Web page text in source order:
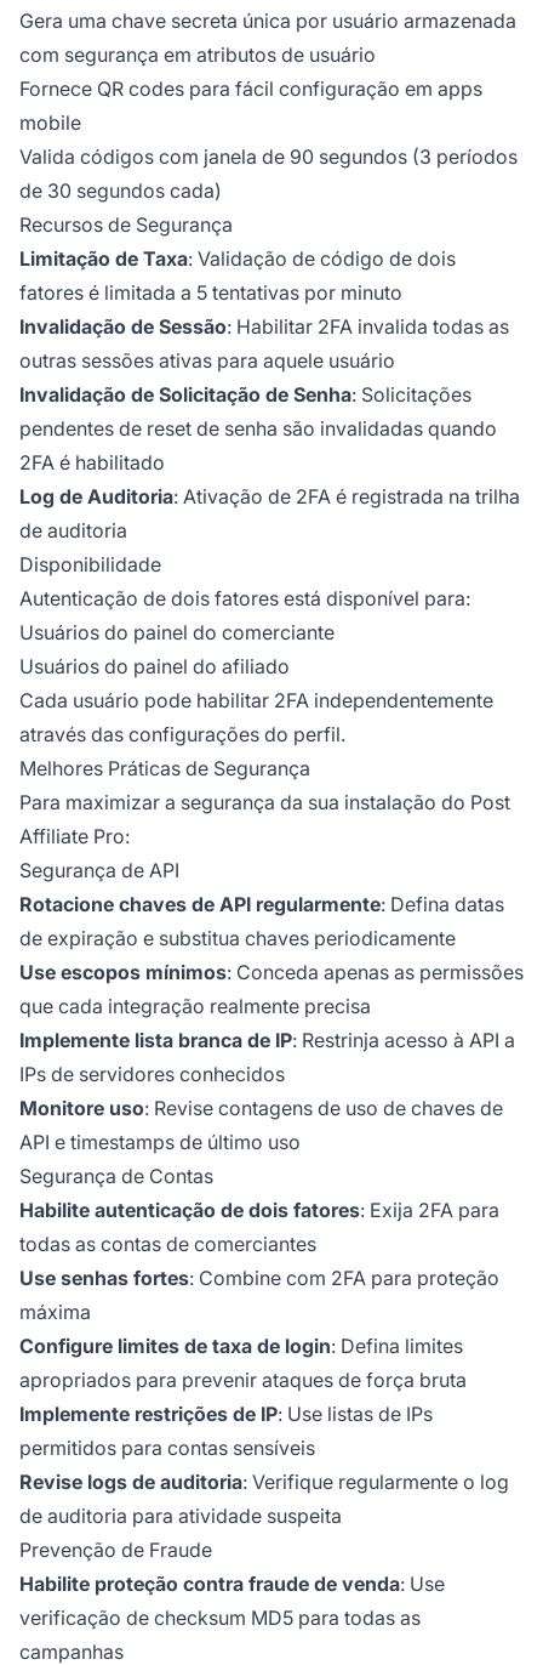
Gera uma chave secreta única por usuário armazenada
com segurança em atributos de usuário
Fornece QR codes para fácil configuração em apps
mobile
Valida códigos com janela de 90 segundos (3 períodos
de 30 segundos cada)
Recursos de Segurança
Limitação de Taxa: Validação de código de dois
fatores é limitada a 5 tentativas por minuto
Invalidação de Sessão: Habilitar 2FA invalida todas as
outras sessões ativas para aquele usuário
Invalidação de Solicitação de Senha: Solicitações
pendentes de reset de senha são invalidadas quando
2FA é habilitado
Log de Auditoria: Ativação de 2FA é registrada na trilha
de auditoria
Disponibilidade
Autenticação de dois fatores está disponível para:
Usuários do painel do comerciante
Usuários do painel do afiliado
Cada usuário pode habilitar 2FA independentemente
através das configurações do perfil.
Melhores Práticas de Segurança
Para maximizar a segurança da sua instalação do Post
Affiliate Pro:
Segurança de API
Rotacione chaves de API regularmente: Defina datas
de expiração e substitua chaves periodicamente
Use escopos mínimos: Conceda apenas as permissões
que cada integração realmente precisa
Implemente lista branca de IP: Restrinja acesso à API a
IPs de servidores conhecidos
Monitore uso: Revise contagens de uso de chaves de
API e timestamps de último uso
Segurança de Contas
Habilite autenticação de dois fatores: Exija 2FA para
todas as contas de comerciantes
Use senhas fortes: Combine com 2FA para proteção
máxima
Configure limites de taxa de login: Defina limites
apropriados para prevenir ataques de força bruta
Implemente restrições de IP: Use listas de IPs
permitidos para contas sensíveis
Revise logs de auditoria: Verifique regularmente o log
de auditoria para atividade suspeita
Prevenção de Fraude
Habilite proteção contra fraude de venda: Use
verificação de checksum MD5 para todas as
campanhas